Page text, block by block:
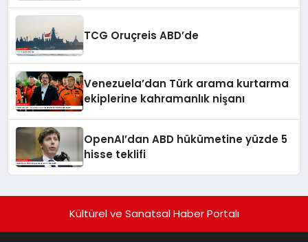
TCG Oruçreis ABD’de
Venezuela’dan Türk arama kurtarma
ekiplerine kahramanlık nişanı
OpenAI’dan ABD hükümetine yüzde 5
hisse teklifi
Kültürel ve Sanatsal Haber Portalı